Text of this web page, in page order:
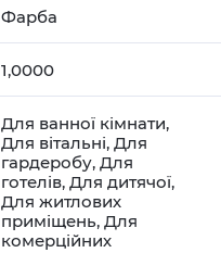
Фарба
1,0000
Для ванної кімнати,
Для вітальні, Для
гардеробу, Для
готелів, Для дитячої,
Для житлових
приміщень, Для
комерційних